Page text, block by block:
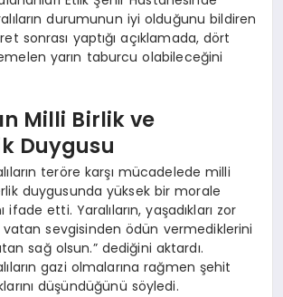
durumunun iyi olduğunu bildiren
sonrası yaptığı açıklamada, dört
yarın taburcu olabileceğini
Milli Birlik ve
Duygusu
teröre karşı mücadelede milli
duygusunda yüksek bir morale
ifade etti. Yaralıların, yaşadıkları zor
sevgisinden ödün vermediklerini
sağ olsun.” dediğini aktardı.
gazi olmalarına rağmen şehit
düşündüğünü söyledi.